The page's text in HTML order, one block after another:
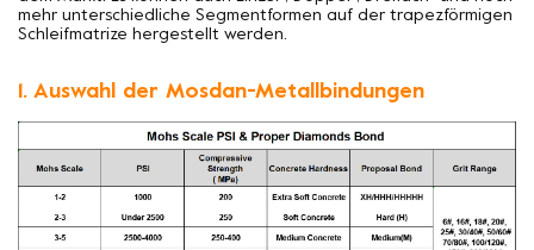
mehr unterschiedliche Segmentformen auf der trapezförmigen
Schleifmatrize hergestellt werden.
1. Auswahl der Mosdan-Metallbindungen